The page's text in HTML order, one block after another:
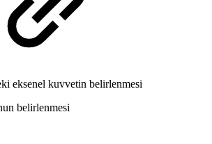
eksenel kuvvetin belirlenmesi
belirlenmesi